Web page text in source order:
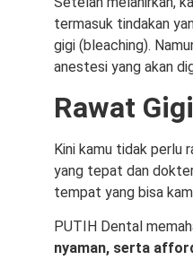
termasuk tindakan
gigi (bleaching).
anestesi yang akan
Rawat
Kini kamu tidak perlu
yang tepat dan
tempat yang bisa
PUTIH Dental
nyaman, serta